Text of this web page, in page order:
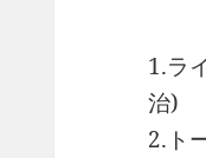
1.ラ
治)
2.ト